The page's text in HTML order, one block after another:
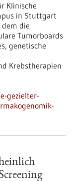
Klinische
in Stuttgart
die
Tumorboards
genetische
Krebstherapien
gezielter-